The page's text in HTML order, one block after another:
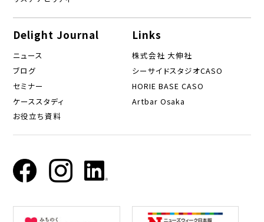
Delight Journal
ニュース
ブログ
セミナー
ケーススタディ
お役立ち資料
Links
株式会社 大伸社
シーサイドスタジオCASO
HORIE BASE CASO
Artbar Osaka